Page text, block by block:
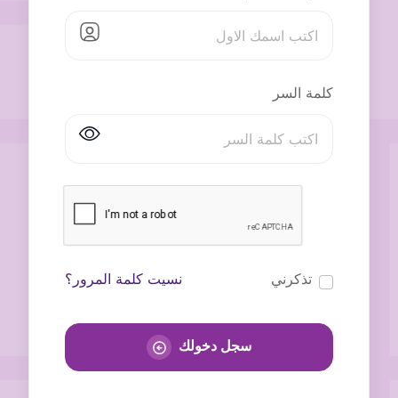
كلمة السر
تذكرني نسيت كلمة المرور؟
سجل دخولك